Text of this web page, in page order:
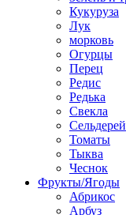
Кукуруза
Лук
морковь
Огурцы
Перец
Редис
Редька
Свекла
Сельдерей
Томаты
Тыква
Чеснок
Фрукты/Ягоды
Абрикос
Арбуз